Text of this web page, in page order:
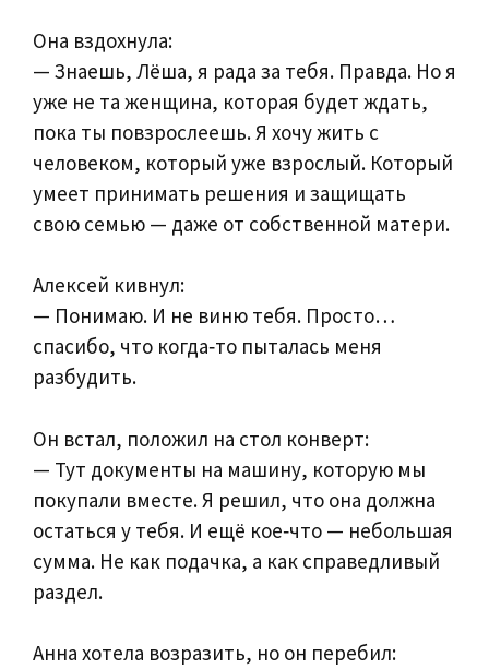
Она вздохнула:
— Знаешь, Лёша, я рада за тебя. Правда. Но я
уже не та женщина, которая будет ждать,
пока ты повзрослеешь. Я хочу жить с
человеком, который уже взрослый. Который
умеет принимать решения и защищать
свою семью — даже от собственной матери.
Алексей кивнул:
— Понимаю. И не виню тебя. Просто…
спасибо, что когда‑то пыталась меня
разбудить.
Он встал, положил на стол конверт:
— Тут документы на машину, которую мы
покупали вместе. Я решил, что она должна
остаться у тебя. И ещё кое‑что — небольшая
сумма. Не как подачка, а как справедливый
раздел.
Анна хотела возразить, но он перебил: